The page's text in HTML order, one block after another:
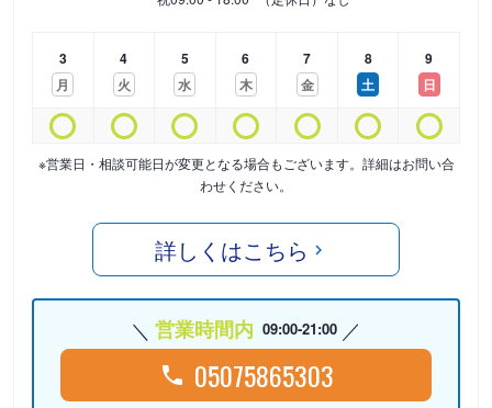
3
月
4
火
5
水
6
木
7
金
8
土
9
日
※営業日・相談可能日が変更となる場合もございます。詳細はお問い合
わせください。
詳しくはこちら
営業時間内 09:00-21:00
05075865303